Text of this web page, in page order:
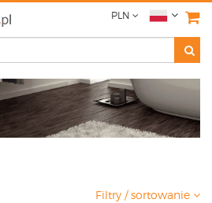
PLN
Filtry / sortowanie